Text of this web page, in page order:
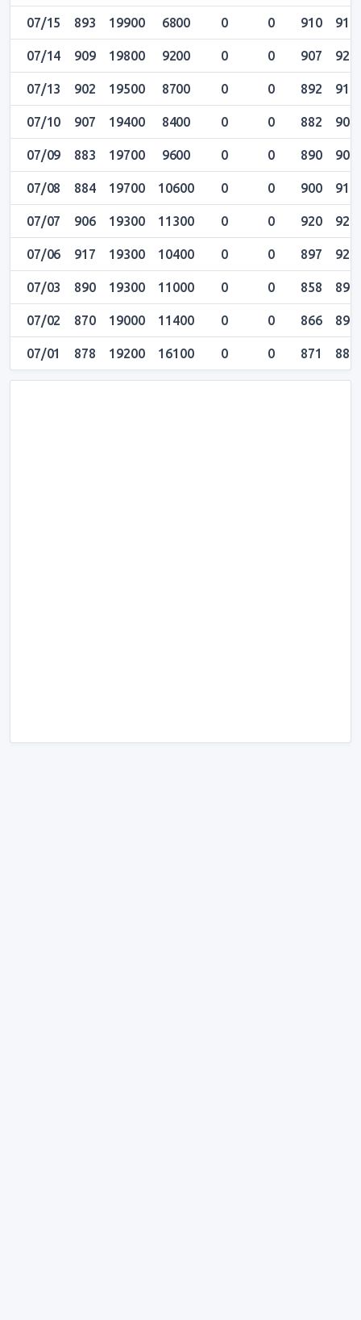
07/15 893 19900 6800 0 0 910 917
07/14 909 19800 9200 0 0 907 920
07/13 902 19500 8700 0 0 892 917
07/10 907 19400 8400 0 0 882 909
07/09 883 19700 9600 0 0 890 907
07/08 884 19700 10600 0 0 900 910
07/07 906 19300 11300 0 0 920 924
07/06 917 19300 10400 0 0 897 927
07/03 890 19300 11000 0 0 858 895
07/02 870 19000 11400 0 0 866 890
07/01 878 19200 16100 0 0 871 883